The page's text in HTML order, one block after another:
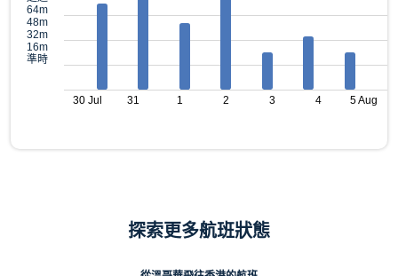
64m
48m
32m
16m
準時
30 Jul 31 1 2 3 4 5 Aug
探索更多航班狀態